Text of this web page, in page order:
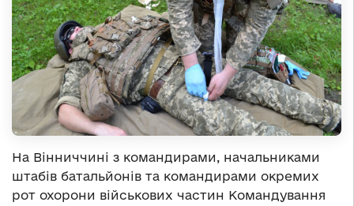
На Вінниччині з командирами, начальниками
штабів батальйонів та командирами окремих
рот охорони військових частин Командування